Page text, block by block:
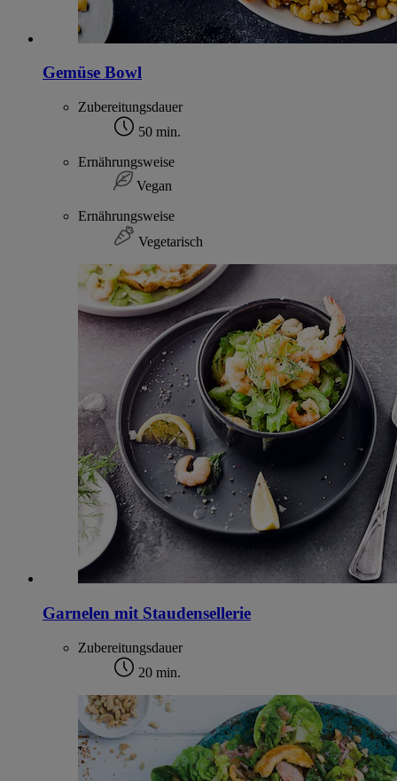
Gemüse Bowl
Zubereitungsdauer
50 min.
Ernährungsweise
Vegan
Ernährungsweise
Vegetarisch
Garnelen mit Staudensellerie
Zubereitungsdauer
20 min.